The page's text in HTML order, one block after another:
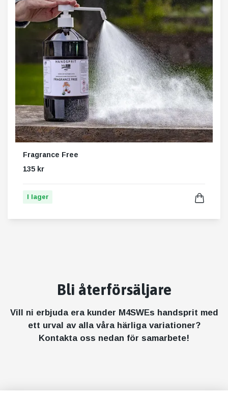
Fragrance Free
135 kr
I lager
Bli återförsäljare
Vill ni erbjuda era kunder M4SWEs handsprit med
ett urval av alla våra härliga variationer?
Kontakta oss nedan för samarbete!